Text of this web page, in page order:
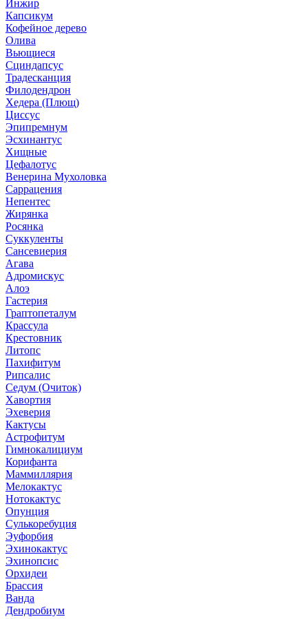
Инжир
Капсикум
Кофейное дерево
Олива
Вьющиеся
Сциндапсус
Традесканция
Филодендрон
Хедера (Плющ)
Циссус
Эпипремнум
Эсхинантус
Хищные
Цефалотус
Венерина Мухоловка
Саррацения
Непентес
Жирянка
Росянка
Суккуленты
Сансевиерия
Агава
Адромискус
Алоэ
Гастерия
Граптопеталум
Крассула
Крестовник
Литопс
Пахифитум
Рипсалис
Седум (Очиток)
Хавортия
Эхеверия
Кактусы
Астрофитум
Гимнокалициум
Корифанта
Маммиллярия
Мелокактус
Нотокактус
Опунция
Сулькоребуция
Эуфорбия
Эхинокактус
Эхинопсис
Орхидеи
Брассия
Ванда
Дендробиум